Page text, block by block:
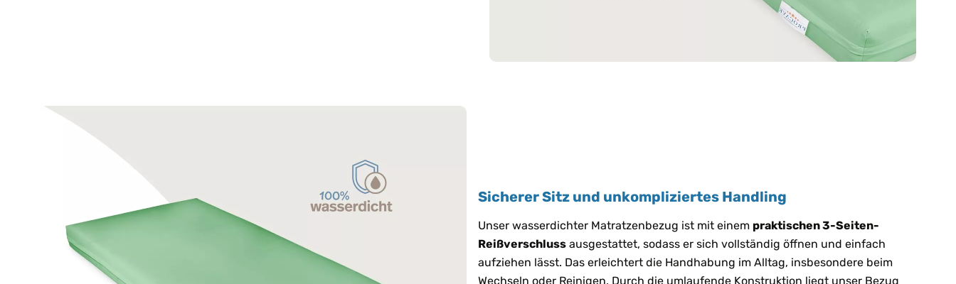
Sicherer Sitz und unkompliziertes Handling
Unser wasserdichter Matratzenbezug ist mit einem praktischen 3-Seiten-
Reißverschluss ausgestattet, sodass er sich vollständig öffnen und einfach
aufziehen lässt. Das erleichtert die Handhabung im Alltag, insbesondere beim
Wechseln oder Reinigen. Durch die umlaufende Konstruktion liegt unser Bezug